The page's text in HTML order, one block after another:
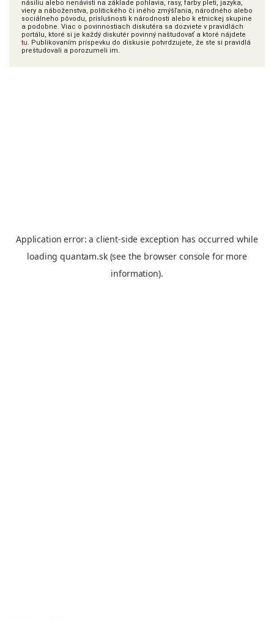
násiliu alebo nenávisti na základe pohlavia, rasy, farby pleti, jazyka,
viery a náboženstva, politického či iného zmýšľania, národného alebo
sociálneho pôvodu, príslušnosti k národnosti alebo k etnickej skupine
a podobne. Viac o povinnostiach diskutéra sa dozviete v pravidlách
portálu, ktoré si je každý diskutér povinný naštudovať a ktoré nájdete
tu. Publikovaním príspevku do diskusie potvrdzujete, že ste si pravidlá
preštudovali a porozumeli im.